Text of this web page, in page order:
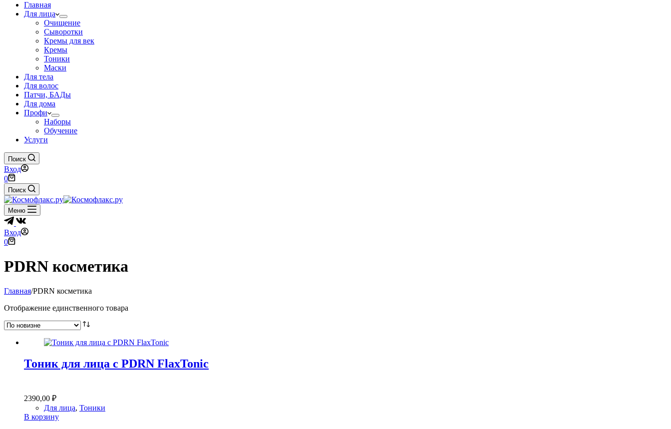
Главная
Для лица
Очищение
Сыворотки
Кремы для век
Кремы
Тоники
Маски
Для тела
Для волос
Патчи, БАДы
Для дома
Профи
Наборы
Обучение
Услуги
Поиск
Вход
Корзина
0
Поиск
Меню
Вход
Корзина
0
PDRN косметика
Главная/PDRN косметика
Отображение единственного товара
Тоник для лица с PDRN FlaxTonic
2390,00 ₽
Для лица, Тоники
В корзину